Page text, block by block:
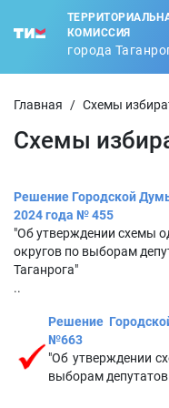
КОМИССИЯ
города
Главная / Схемы
Схемы
Решение Городской
2024 года № 455
"Об утверждении схемы
округов по выборам
Таганрога"
..
Решение
№663
"Об утверждении
выборам